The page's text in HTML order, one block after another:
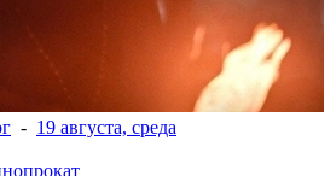
- 19 августа, среда